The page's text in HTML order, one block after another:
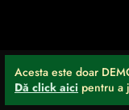
Acesta este doar
Dă click aici pentru a